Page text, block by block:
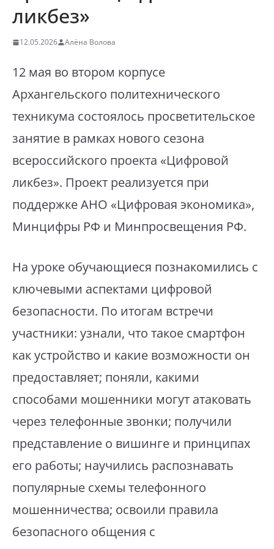
ликбез»
12.05.2026 Алёна Волова
12 мая во втором корпусе
Архангельского политехнического
техникума состоялось просветительское
занятие в рамках нового сезона
всероссийского проекта «Цифровой
ликбез». Проект реализуется при
поддержке АНО «Цифровая экономика»,
Минцифры РФ и Минпросвещения РФ.
На уроке обучающиеся познакомились с
ключевыми аспектами цифровой
безопасности. По итогам встречи
участники: узнали, что такое смартфон
как устройство и какие возможности он
предоставляет; поняли, какими
способами мошенники могут атаковать
через телефонные звонки; получили
представление о вишинге и принципах
его работы; научились распознавать
популярные схемы телефонного
мошенничества; освоили правила
безопасного общения с